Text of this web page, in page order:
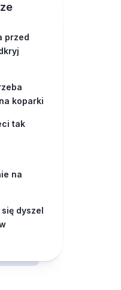
przed
koparki
tak
na
dyszel